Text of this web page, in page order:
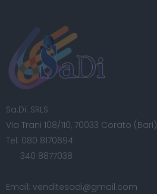
Sa.Di. SRLS
Via Trani 108/110, 70033 Corato (Bari)
Tel: 080 8170694
340 8877038
Email: venditesadi@gmail.com